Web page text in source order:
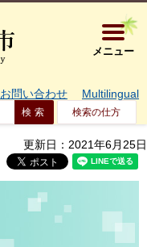
大阪府箕
メニュー
お問い合わせ Multilingual
検索の仕方
更新日：2021年6月25日